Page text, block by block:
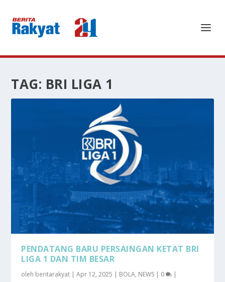
TAG: BRI LIGA 1
PENDATANG BARU PERSAINGAN KETAT BRI
LIGA 1 DAN TIM BESAR
oleh beritarakyat |Apr 12, 2025 | BOLA, NEWS | 0 |